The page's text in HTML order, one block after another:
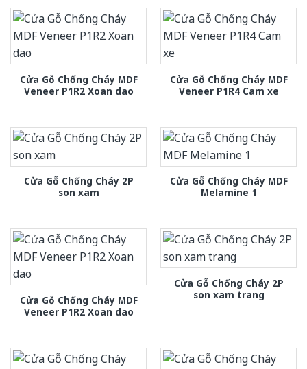
Cửa Gỗ Chống Cháy MDF
Veneer P1R2 Xoan dao
Cửa Gỗ Chống Cháy MDF
Veneer P1R4 Cam xe
Cửa Gỗ Chống Cháy 2P
son xam
Cửa Gỗ Chống Cháy MDF
Melamine 1
Cửa Gỗ Chống Cháy MDF
Veneer P1R2 Xoan dao
Cửa Gỗ Chống Cháy 2P
son xam trang